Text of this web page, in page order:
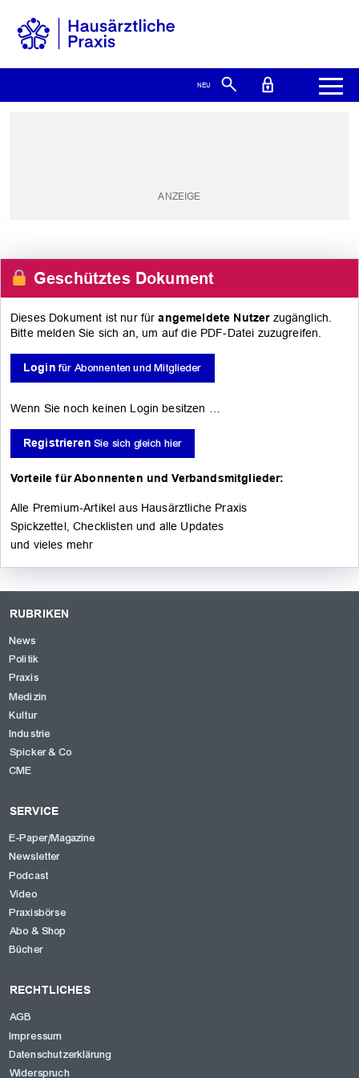
Geschütztes Dokument
Dieses Dokument ist nur fürangemeldete Nutzerzugänglich.
Bitte melden Sie sich an, um auf die PDF-Datei zuzugreifen.
Login für Abonnenten und Mitglieder
Wenn Sie noch keinen Login besitzen …
Registrieren Sie sich gleich hier
Vorteile für Abonnenten und Verbandsmitglieder:
Alle Premium-Artikel aus Hausärztliche Praxis
Spickzettel, Checklisten und alle Updates
und vieles mehr
RUBRIKEN
News
Politik
Praxis
Medizin
Kultur
Industrie
Spicker & Co
CME
SERVICE
E-Paper/Magazine
Newsletter
Podcast
Video
Praxisbörse
Abo & Shop
Bücher
RECHTLICHES
AGB
Impressum
Datenschutzerklärung
Widerspruch